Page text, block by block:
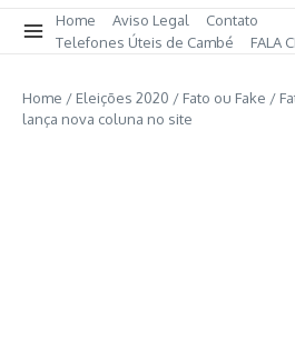
Home Aviso Legal
Contato
Telefones Úteis de Cambé
FALA
Home / Eleições 2020 / Fato ou Fake /
lança nova coluna no site